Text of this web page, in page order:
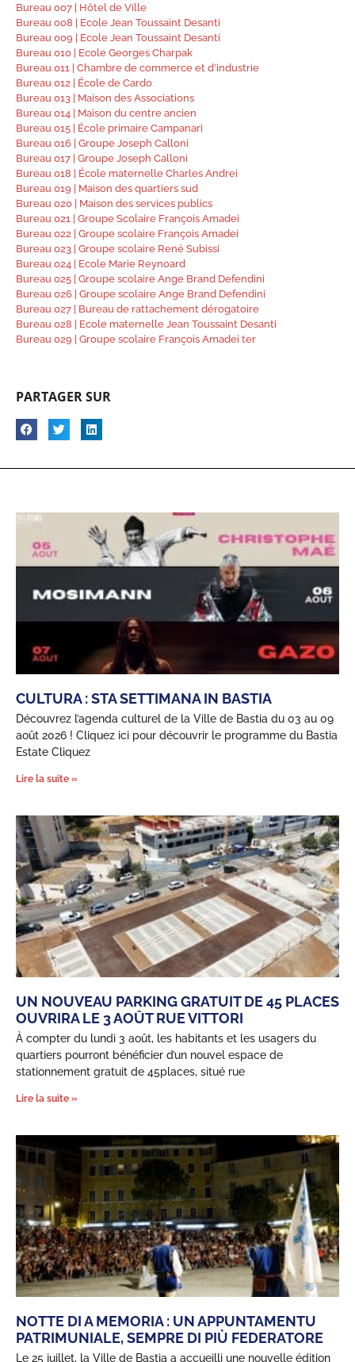
Bureau 007 | Hôtel de Ville
Bureau 008 | Ecole Jean Toussaint Desanti
Bureau 009 | Ecole Jean Toussaint Desanti
Bureau 010 | Ecole Georges Charpak
Bureau 011 | Chambre de commerce et d’industrie
Bureau 012 | École de Cardo
Bureau 013 | Maison des Associations
Bureau 014 | Maison du centre ancien
Bureau 015 | École primaire Campanari
Bureau 016 | Groupe Joseph Calloni
Bureau 017 | Groupe Joseph Calloni
Bureau 018 | École maternelle Charles Andrei
Bureau 019 | Maison des quartiers sud
Bureau 020 | Maison des services publics
Bureau 021 | Groupe Scolaire François Amadei
Bureau 022 | Groupe scolaire François Amadei
Bureau 023 | Groupe scolaire René Subissi
Bureau 024 | Ecole Marie Reynoard
Bureau 025 | Groupe scolaire Ange Brand Defendini
Bureau 026 | Groupe scolaire Ange Brand Defendini
Bureau 027 | Bureau de rattachement dérogatoire
Bureau 028 | Ecole maternelle Jean Toussaint Desanti
Bureau 029 | Groupe scolaire François Amadei ter
PARTAGER SUR
CULTURA : STA SETTIMANA IN BASTIA
Découvrez l’agenda culturel de la Ville de Bastia du 03 au 09
août 2026 ! Cliquez ici pour découvrir le programme du Bastia
Estate Cliquez
Lire la suite »
UN NOUVEAU PARKING GRATUIT DE 45 PLACES
OUVRIRA LE 3 AOÛT RUE VITTORI
À compter du lundi 3 août, les habitants et les usagers du
quartiers pourront bénéficier d’un nouvel espace de
stationnement gratuit de 45places, situé rue
Lire la suite »
NOTTE DI A MEMORIA : UN APPUNTAMENTU
PATRIMUNIALE, SEMPRE DI PIÙ FEDERATORE
Le 25 juillet, la Ville de Bastia a accueilli une nouvelle édition